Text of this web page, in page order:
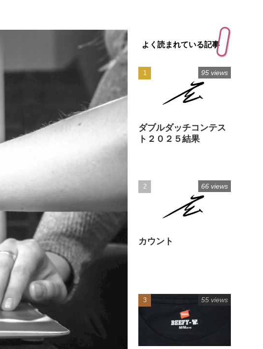
よく読まれている記事
ダブルダッチコンテス
ト２０２５結果
95 views
カウント
66 views
55 views